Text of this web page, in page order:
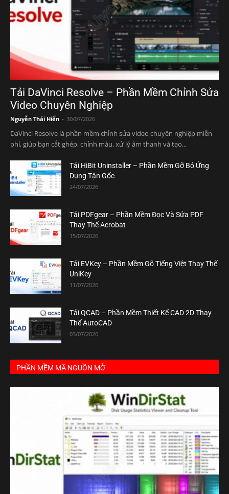
Tải DaVinci Resolve – Phần Mềm Chỉnh Sửa
Video Chuyên Nghiệp
Nguyễn Thái Hiển - 30/07/2026
DaVinci Resolve là phần mềm chỉnh sửa video chuyên nghiệp miễn
phí, giúp bạn cắt ghép, chỉnh màu, xử lý âm thanh và tạo...
Tải HiBit Uninstaller – Phần Mềm Gỡ Bỏ Ứng
Dụng Tận Gốc
24/07/2026
Tải PDFgear – Phần Mềm Đọc Và Sửa PDF
Thay Thế Acrobat
15/07/2026
Tải EVKey – Phần Mềm Gõ Tiếng Việt Thay Thế
UniKey
11/07/2026
Tải QCAD – Phần Mềm Thiết Kế CAD 2D Thay
Thế AutoCAD
03/07/2026
PHẦN MỀM MÃ NGUỒN MỞ